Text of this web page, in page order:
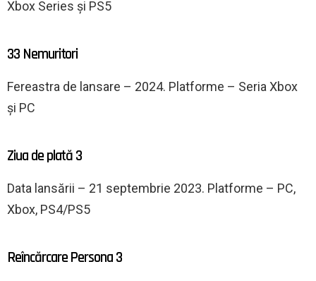
Xbox Series și PS5
33 Nemuritori
Fereastra de lansare – 2024. Platforme – Seria Xbox
și PC
Ziua de plată 3
Data lansării – 21 septembrie 2023. Platforme – PC,
Xbox, PS4/PS5
Reîncărcare Persona 3